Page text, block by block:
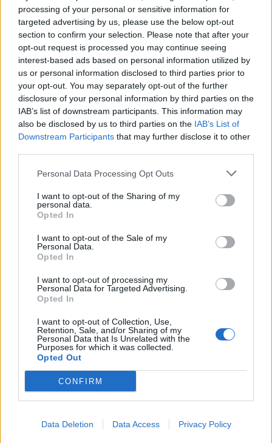
processing of your personal or sensitive information for
targeted advertising by us, please use the below opt-out
section to confirm your selection. Please note that after your
opt-out request is processed you may continue seeing
interest-based ads based on personal information utilized by
us or personal information disclosed to third parties prior to
your opt-out. You may separately opt-out of the further
disclosure of your personal information by third parties on the
IAB’s list of downstream participants. This information may
also be disclosed by us to third parties on the IAB’s List of
Downstream Participants that may further disclose it to other
Personal Data Processing Opt Outs
I want to opt-out of the Sharing of my
personal data.
Opted In
I want to opt-out of the Sale of my
Personal Data.
Opted In
I want to opt-out of processing my
Personal Data for Targeted Advertising.
Opted In
I want to opt-out of Collection, Use,
Retention, Sale, and/or Sharing of my
Personal Data that Is Unrelated with the
Purposes for which it was collected.
Opted Out
CONFIRM
Data Deletion Data Access Privacy Policy
connessione.Pensi che gli insegni a dribblare così?
Questo è talento naturale. Ha giocato una partita
eccezionale contro uno dei migliori terzini della Premier
League”.
Anno di Fondazione:1880 come St Mark's
Manchester